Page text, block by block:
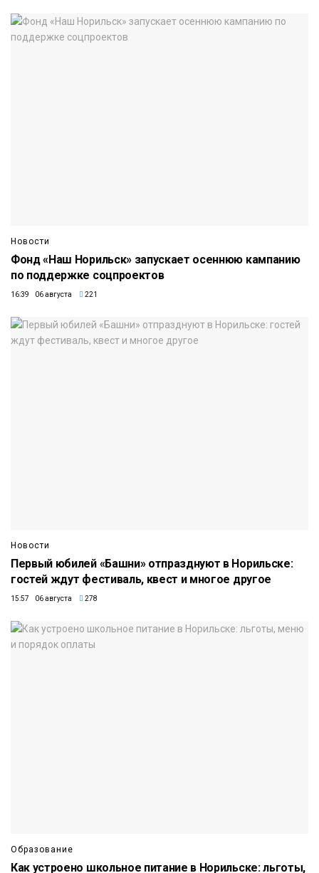
Новости
Фонд «Наш Норильск» запускает осеннюю кампанию
по поддержке соцпроектов
16:39 06 августа 221
Новости
Первый юбилей «Башни» отпразднуют в Норильске:
гостей ждут фестиваль, квест и многое другое
15:57 06 августа 278
Образование
Как устроено школьное питание в Норильске: льготы,